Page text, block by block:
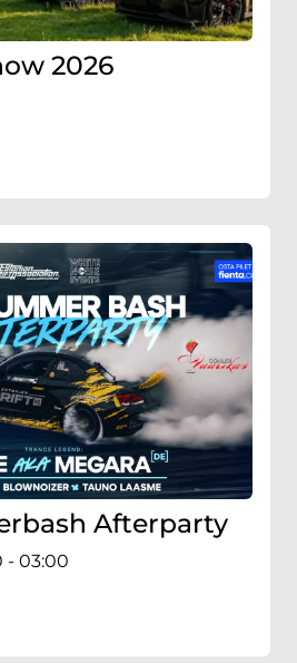
2026
Afterparty
- 03:00